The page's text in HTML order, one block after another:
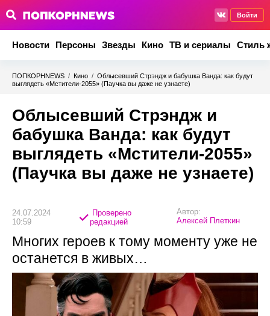
Войти
Новости Персоны Звезды Кино ТВ и сериалы Стиль
ПОПКОРНNEWS / Кино / Облысевший Стрэндж и бабушка Ванда: как будут
выглядеть «Мстители-2055» (Паучка вы даже не узнаете)
Облысевший Стрэндж и
бабушка Ванда: как будут
выглядеть «Мстители-2055»
(Паучка вы даже не узнаете)
24.07.2024
10:59
Проверено
редакцией
Автор:
Алексей Плеткин
Многих героев к тому моменту уже не
останется в живых…